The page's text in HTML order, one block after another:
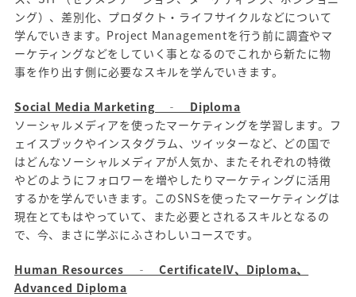
ング）、差別化、プロダクト・ライフサイクルなどについて
学んでいきます。Project Managementを行う前に調査やマ
ーケティングなどをしていく事となるのでこれから新たに物
事を作り出す側に必要なスキルを学んでいきます。
Social Media Marketing ‐ Diploma
ソーシャルメディアを使ったマーケティングを学習します。フ
ェイスブックやインスタグラム、ツイッターなど、どの国で
はどんなソーシャルメディアが人気か、またそれぞれの特徴
やどのようにフォロワーを増やしたりマーケティングに活用
するかを学んでいきます。このSNSを使ったマーケティングは
現在とてもはやっていて、また必要とされるスキルとなるの
で、今、まさに学ぶにふさわしいコースです。
Human Resources ‐ CertificateⅣ、Diploma、
Advanced Diploma